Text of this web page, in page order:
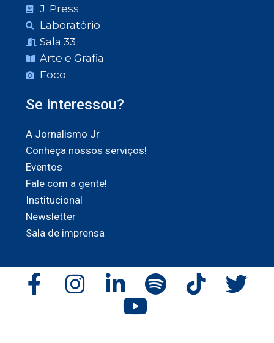
J. Press
Laboratório
Sala 33
Arte e Grafia
Foco
Se interessou?
A Jornalismo Jr
Conheça nossos serviços!
Eventos
Fale com a gente!
Institucional
Newsletter
Sala de imprensa